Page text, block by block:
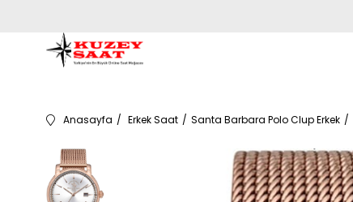
Anasayfa Erkek Saat Santa Barbara Polo Clup Erkek